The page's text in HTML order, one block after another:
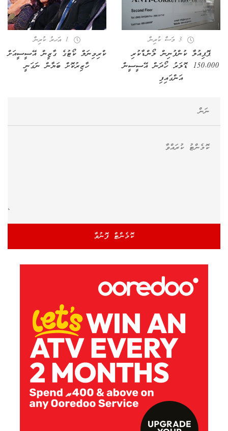
3 މަސް ކުރިން
ޕޮޕިއުލާ ކުންފުނިން ލޯންޑާކުރި
150،000 ޑޮލަރު ހޯދަން އޭސީސީން
އަންގައިފި
1 އަހރު ކުރިން
ކްރިމިނަލް ކޯޓުގެ ގާޒީން އޭސީސީއަށް
ހާޒިރުކޮށް ބަޔާން ނަގަނީ